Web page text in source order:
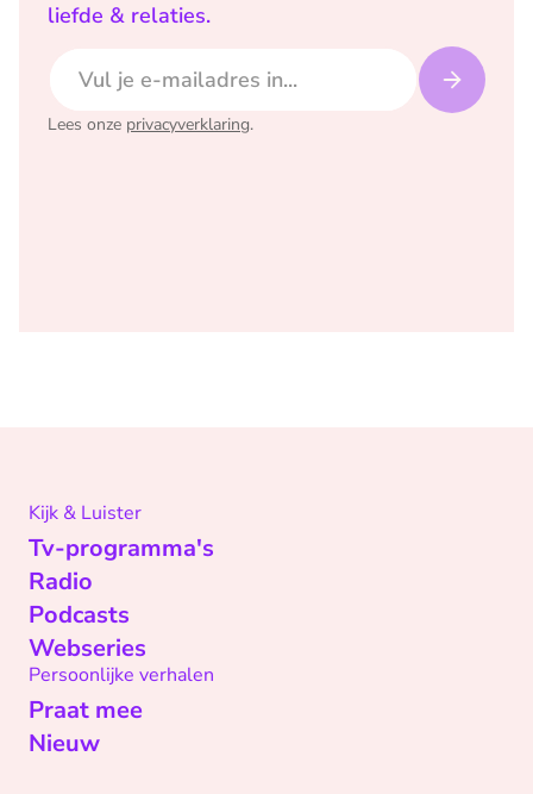
liefde & relaties.
Lees onze privacyverklaring.
Kijk & Luister
Tv-programma's
Radio
Podcasts
Webseries
Persoonlijke verhalen
Praat mee
Nieuw